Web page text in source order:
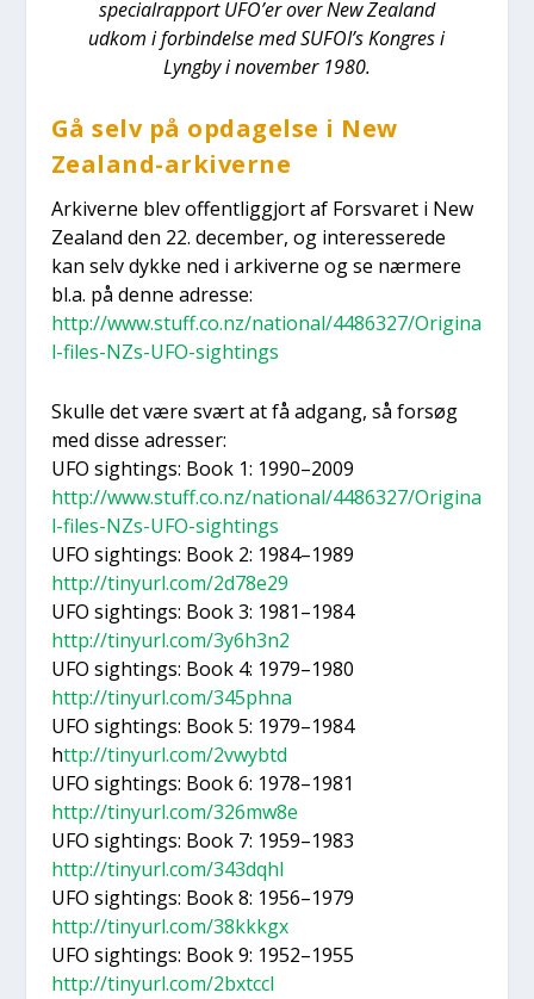
spe­ci­al­rap­port UFO’er over New Zealand
udkom i for­bin­del­se med SUFOI’s Kon­gres i
Lyng­by i novem­ber 1980.
Gå selv på opda­gel­se i New
Zealand-arki­ver­ne
Arki­ver­ne blev offent­lig­gjort af For­sva­ret i New
Zealand den 22. decem­ber, og inter­es­se­re­de
kan selv dyk­ke ned i arki­ver­ne og se nær­me­re
bl.a. på den­ne adres­se:
http://www.stuff.co.nz/national/4486327/Origina
l-files-NZs-UFO-sightings
Skul­le det være svært at få adgang, så for­søg
med dis­se adres­ser:
UFO sigh­tings: Book 1: 1990–2009
http://www.stuff.co.nz/national/4486327/Origina
l-files-NZs-UFO-sightings
UFO sigh­tings: Book 2: 1984–1989
http://tinyurl.com/2d78e29
UFO sigh­tings: Book 3: 1981–1984
http://tinyurl.com/3y6h3n2
UFO sigh­tings: Book 4: 1979–1980
http://tinyurl.com/345phna
UFO sigh­tings: Book 5: 1979–1984
http://tinyurl.com/2vwybtd
UFO sigh­tings: Book 6: 1978–1981
http://tinyurl.com/326mw8e
UFO sigh­tings: Book 7: 1959–1983
http://tinyurl.com/343dqhl
UFO sigh­tings: Book 8: 1956–1979
http://tinyurl.com/38kkkgx
UFO sigh­tings: Book 9: 1952–1955
http://tinyurl.com/2bxtccl